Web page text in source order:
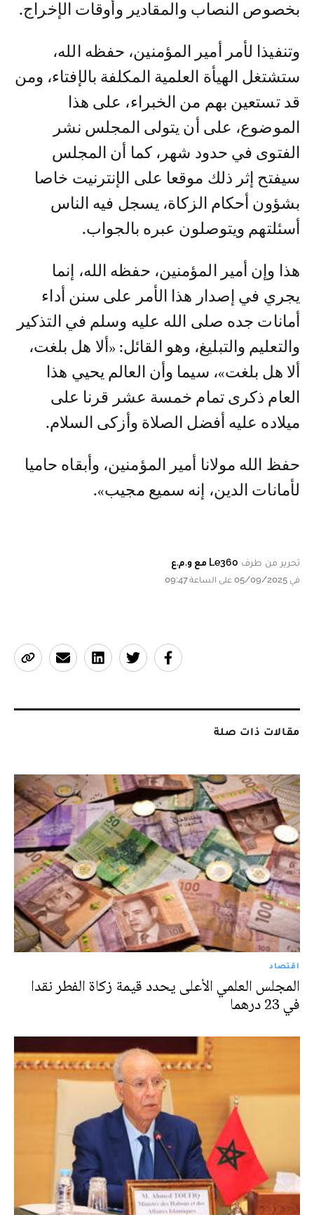
بخصوص النصاب والمقادير وأوقات الإخراج.
وتنفيذا لأمر أمير المؤمنين، حفظه الله،
ستشتغل الهيأة العلمية المكلفة بالإفتاء، ومن
قد تستعين بهم من الخبراء، على هذا
الموضوع، على أن يتولى المجلس نشر
الفتوى في حدود شهر، كما أن المجلس
سيفتح إثر ذلك موقعا على الإنترنيت خاصا
بشؤون أحكام الزكاة، يسجل فيه الناس
أسئلتهم ويتوصلون عبره بالجواب.
هذا وإن أمير المؤمنين، حفظه الله، إنما
يجري في إصدار هذا الأمر على سنن أداء
أمانات جده صلى الله عليه وسلم في التذكير
والتعليم والتبليغ، وهو القائل: «ألا هل بلغت،
ألا هل بلغت»، سيما وأن العالم يحيي هذا
العام ذكرى تمام خمسة عشر قرنا على
ميلاده عليه أفضل الصلاة وأزكى السلام.
حفظ الله مولانا أمير المؤمنين، وأبقاه حاميا
لأمانات الدين، إنه سميع مجيب».
تحرير من طرف Le360 مع و.م.ع
في 05/09/2025 على الساعة 09:47
مقالات ذات صلة
اقتصاد
المجلس العلمي الأعلى يحدد قيمة زكاة الفطر نقدا
في 23 درهما